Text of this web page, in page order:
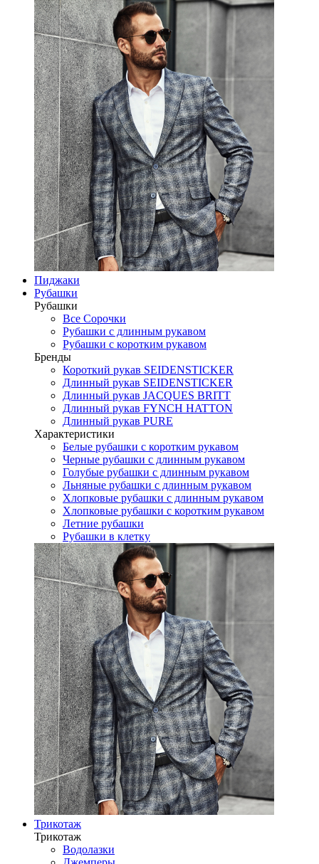
Пиджаки
Рубашки
Рубашки
Все Сорочки
Рубашки с длинным рукавом
Рубашки с коротким рукавом
Бренды
Короткий рукав SEIDENSTICKER
Длинный рукав SEIDENSTICKER
Длинный рукав JAСQUES BRITT
Длинный рукав FYNCH HATTON
Длинный рукав PURE
Характеристики
Белые рубашки с коротким рукавом
Черные рубашки с длинным рукавом
Голубые рубашки с длинным рукавом
Льняные рубашки с длинным рукавом
Хлопковые рубашки с длинным рукавом
Хлопковые рубашки с коротким рукавом
Летние рубашки
Рубашки в клетку
Трикотаж
Трикотаж
Водолазки